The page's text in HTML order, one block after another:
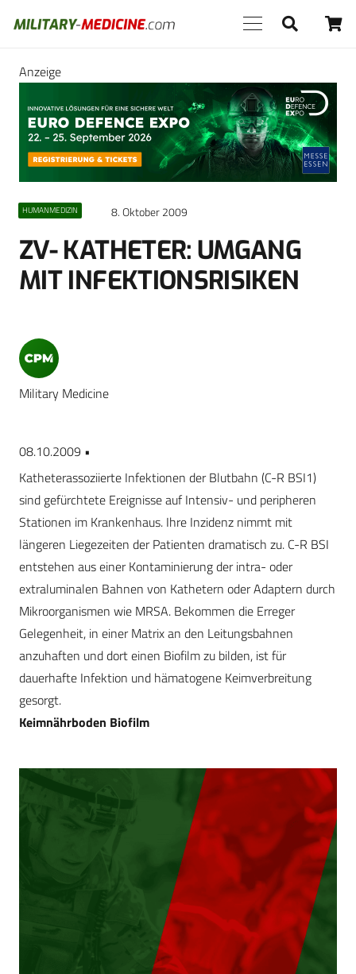
Anzeige
HUMANMEDIZIN 8. Oktober 2009
ZV- KATHETER: UMGANG
MIT INFEKTIONSRISIKEN
Military Medicine
08.10.2009 •
Katheterassoziierte Infektionen der Blutbahn (C-R BSI1)
sind gefürchtete Ereignisse auf Intensiv- und peripheren
Stationen im Krankenhaus. Ihre Inzidenz nimmt mit
längeren Liegezeiten der Patienten dramatisch zu. C-R BSI
entstehen aus einer Kontaminierung der intra- oder
extraluminalen Bahnen von Kathetern oder Adaptern durch
Mikroorganismen wie MRSA. Bekommen die Erreger
Gelegenheit, in einer Matrix an den Leitungsbahnen
anzuhaften und dort einen Biofilm zu bilden, ist für
dauerhafte Infektion und hämatogene Keimverbreitung
gesorgt.
Keimnährboden Biofilm